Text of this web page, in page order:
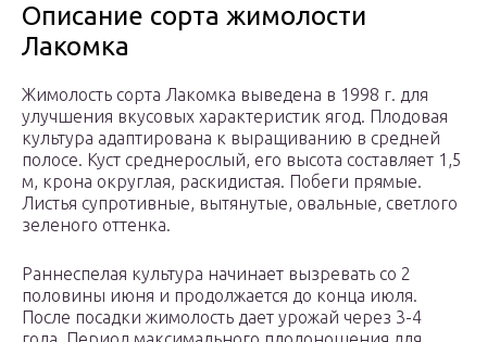
Описание сорта жимолости
Лакомка
Жимолость сорта Лакомка выведена в 1998 г. для
улучшения вкусовых характеристик ягод. Плодовая
культура адаптирована к выращиванию в средней
полосе. Куст среднерослый, его высота составляет 1,5
м, крона округлая, раскидистая. Побеги прямые.
Листья супротивные, вытянутые, овальные, светлого
зеленого оттенка.
Раннеспелая культура начинает вызревать со 2
половины июня и продолжается до конца июля.
После посадки жимолость дает урожай через 3-4